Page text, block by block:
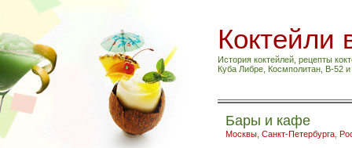
Коктейли
История коктейлей, рецепты
Куба Либре, Космполитан, B-52
Бары и кафе
Москвы Санкт-Петербурга